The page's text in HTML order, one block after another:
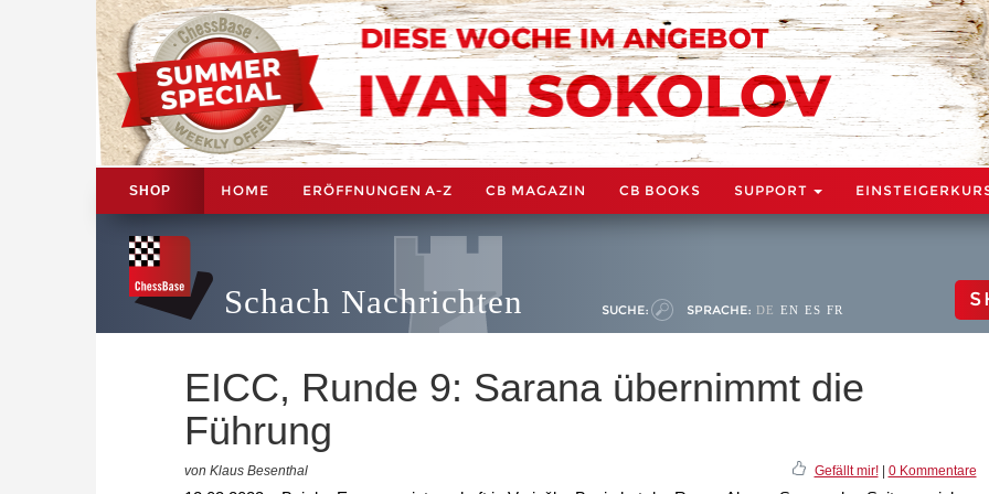
SHOP HOME ERÖFFNUNGEN A-Z CB MAGAZIN CB BOOKS SUPPORT
Schach Nachrichten SUCHE: SPRACHE: DE EN ES FR
EICC, Runde 9: Sarana übernimmt die
Führung
von Klaus Besenthal Gefällt mir!| 0 Kommentare